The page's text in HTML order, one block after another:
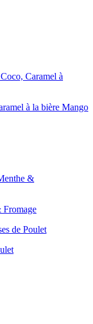
à la bière Mango
Fromage